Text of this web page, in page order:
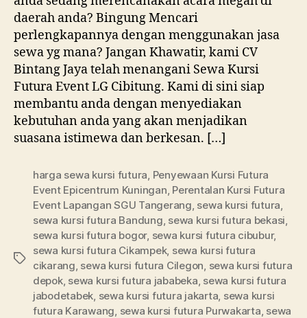
daerah anda? Bingung Mencari
perlengkapannya dengan menggunakan jasa
sewa yg mana? Jangan Khawatir, kami CV
Bintang Jaya telah menangani Sewa Kursi
Futura Event LG Cibitung. Kami di sini siap
membantu anda dengan menyediakan
kebutuhan anda yang akan menjadikan
suasana istimewa dan berkesan. […]
Tag
harga sewa kursi futura Penyewaan Kursi Futura
Event Epicentrum Kuningan Perentalan Kursi Futura
Event Lapangan SGU Tangerang sewa kursi futura
sewa kursi futura Bandung sewa kursi futura bekasi
sewa kursi futura bogor, sewa kursi futura cibubur,
sewa kursi futura Cikampek, sewa kursi futura
cikarang sewa kursi futura Cilegon sewa kursi futura
depok, sewa kursi futura jababeka sewa kursi futura
jabodetabek sewa kursi futura jakarta sewa kursi
futura Karawang sewa kursi futura Purwakarta sewa